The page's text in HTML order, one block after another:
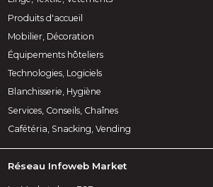
Produits d'accueil
Mobilier, Décoration
Équipements hôteliers
Technologies, Logiciels
Blanchisserie, Hygiène
Services, Conseils, Chaînes
Cafétéria, Snacking, Vending
Réseau Infoweb Market